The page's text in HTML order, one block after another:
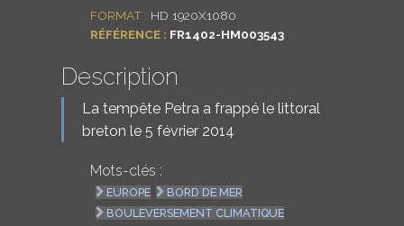
FORMAT : HD 1920X1080
RÉFÉRENCE : FR1402-HM003543
Description
La tempête Petra a frappé le littoral
breton le 5 février 2014
Mots-clés :
EUROPE
BORD DE MER
BOULEVERSEMENT CLIMATIQUE